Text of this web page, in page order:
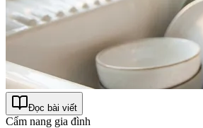
Đọc bài viết
Cẩm nang gia đình